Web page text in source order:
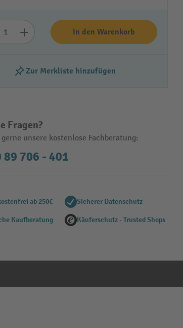
In den Warenkorb
Zur Merkliste hinzufügen
Fragen?
unsere kostenlose Fachberatung:
89 706 - 401
ab 250€ Sicherer Datenschutz
Kaufberatung Käuferschutz - Trusted Shops